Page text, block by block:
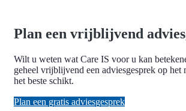
Plan een vrijblijvend
Wilt u weten wat Care IS voor u kan
geheel vrijblijvend een adviesgesprek op het
het beste schikt.
Plan een gratis adviesgesprek